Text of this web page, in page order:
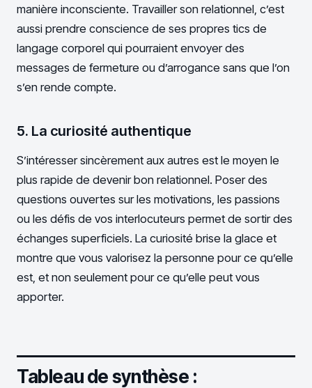
manière inconsciente. Travailler son relationnel, c’est
aussi prendre conscience de ses propres tics de
langage corporel qui pourraient envoyer des
messages de fermeture ou d’arrogance sans que l’on
s’en rende compte.
5. La curiosité authentique
S’intéresser sincèrement aux autres est le moyen le
plus rapide de devenir bon relationnel. Poser des
questions ouvertes sur les motivations, les passions
ou les défis de vos interlocuteurs permet de sortir des
échanges superficiels. La curiosité brise la glace et
montre que vous valorisez la personne pour ce qu’elle
est, et non seulement pour ce qu’elle peut vous
apporter.
Tableau de synthèse :